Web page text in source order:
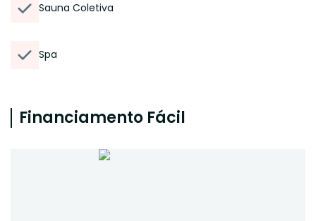
Sauna Coletiva
Spa
Financiamento Fácil